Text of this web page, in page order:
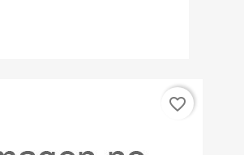
favorite_border